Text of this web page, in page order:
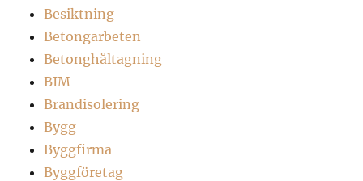
Besiktning
Betongarbeten
Betonghåltagning
BIM
Brandisolering
Bygg
Byggfirma
Byggföretag